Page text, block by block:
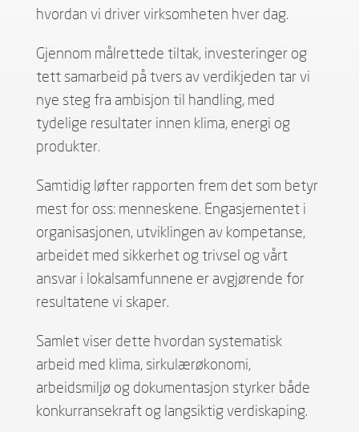
hvordan vi driver virksomheten hver dag.
Gjennom målrettede tiltak, investeringer og
tett samarbeid på tvers av verdikjeden tar vi
nye steg fra ambisjon til handling, med
tydelige resultater innen klima, energi og
produkter.
Samtidig løfter rapporten frem det som betyr
mest for oss: menneskene. Engasjementet i
organisasjonen, utviklingen av kompetanse,
arbeidet med sikkerhet og trivsel og vårt
ansvar i lokalsamfunnene er avgjørende for
resultatene vi skaper.
Samlet viser dette hvordan systematisk
arbeid med klima, sirkulærøkonomi,
arbeidsmiljø og dokumentasjon styrker både
konkurransekraft og langsiktig verdiskaping.